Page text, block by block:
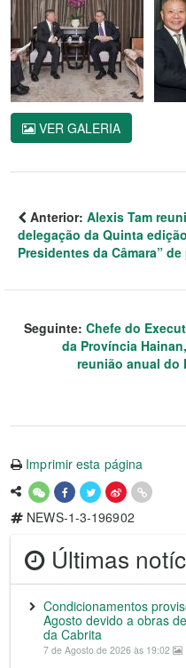
VER GALERIA
Anterior: Alexis Tam
delegação da Quinta
Presidentes da Câmara”
Seguinte: Chefe do
da Província
reunião anual do
Imprimir esta página
NEWS-1-3-196902
Últimas
Condicionamentos
Agosto devido a obras
da Cabrita
7 de Agosto de 2026 às 19:02